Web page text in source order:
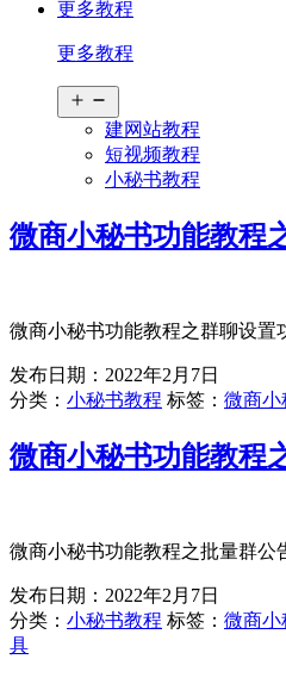
更多教程
更多教程
开
菜
单
建网站教程
短视频教程
小秘书教程
微商小秘书功能教程
微商小秘书功能教程之群聊设置
发布日期： 2022年2月7日
分类： 小秘书教程 标签： 微商小
微商小秘书功能教程
微商小秘书功能教程之批量群公
发布日期： 2022年2月7日
分类： 小秘书教程 标签： 微商小
具